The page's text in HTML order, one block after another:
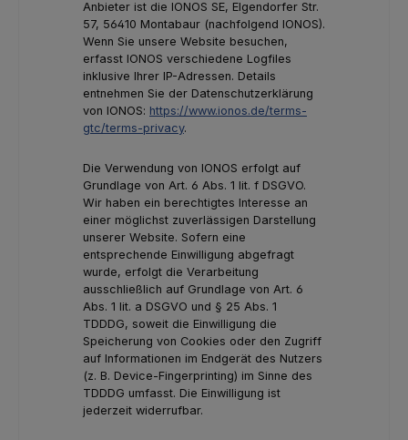
Anbieter ist die IONOS SE, Elgendorfer Str.
57, 56410 Montabaur (nachfolgend IONOS).
Wenn Sie unsere Website besuchen,
erfasst IONOS verschiedene Logfiles
inklusive Ihrer IP-Adressen. Details
entnehmen Sie der Datenschutzerklärung
von IONOS: https://www.ionos.de/terms-
gtc/terms-privacy.
Die Verwendung von IONOS erfolgt auf
Grundlage von Art. 6 Abs. 1 lit. f DSGVO.
Wir haben ein berechtigtes Interesse an
einer möglichst zuverlässigen Darstellung
unserer Website. Sofern eine
entsprechende Einwilligung abgefragt
wurde, erfolgt die Verarbeitung
ausschließlich auf Grundlage von Art. 6
Abs. 1 lit. a DSGVO und § 25 Abs. 1
TDDDG, soweit die Einwilligung die
Speicherung von Cookies oder den Zugriff
auf Informationen im Endgerät des Nutzers
(z. B. Device-Fingerprinting) im Sinne des
TDDDG umfasst. Die Einwilligung ist
jederzeit widerrufbar.